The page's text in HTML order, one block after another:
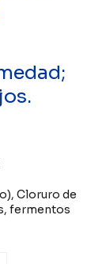
Cloruro de
fermentos